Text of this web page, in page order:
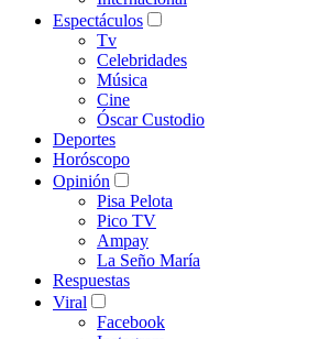
Espectáculos
Tv
Celebridades
Música
Cine
Óscar Custodio
Deportes
Horóscopo
Opinión
Pisa Pelota
Pico TV
Ampay
La Seño María
Respuestas
Viral
Facebook